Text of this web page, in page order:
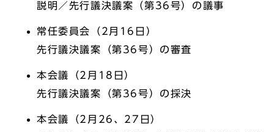
説明／先行議決議案（第36号）の議事
常任委員会（2月16日）
先行議決議案（第36号）の審査
本会議（2月18日）
先行議決議案（第36号）の採決
本会議（2月26、27日）